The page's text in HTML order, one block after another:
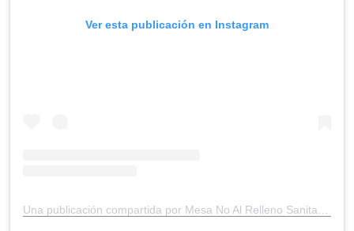
Ver esta publicación en Instagram